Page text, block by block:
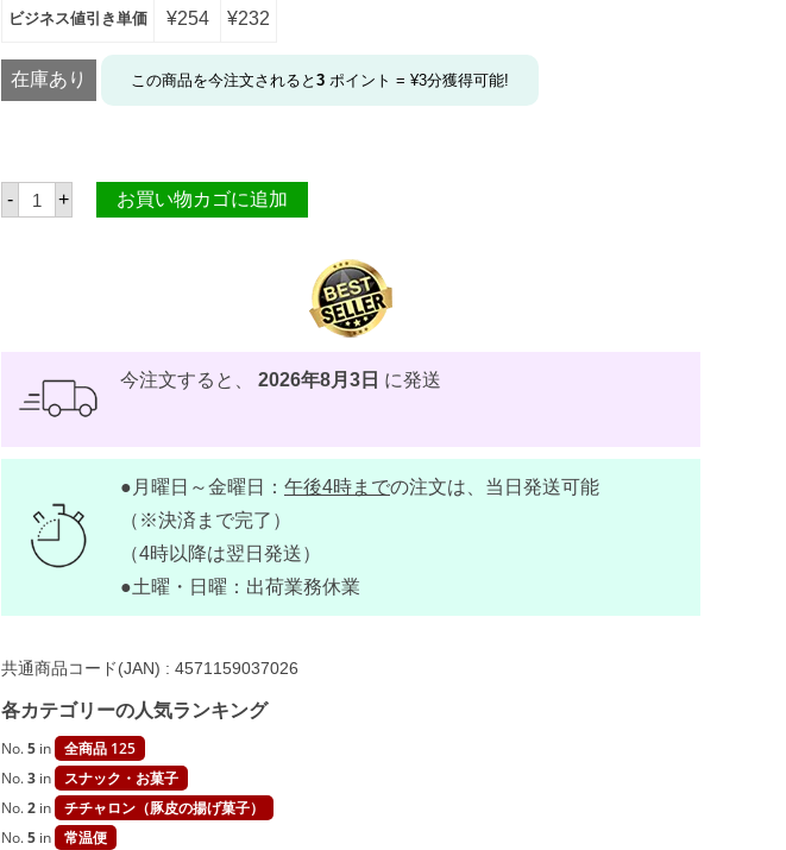
ビジネス値引き単価 ¥254 ¥232
在庫あり この商品を今注文されると 3 ポイント = ¥3分獲得可能!
- ポ
ー
う
味
ギ
ラ
6
g
豚
皮
チ
ッ
プ
ス
【
+ お買い物カゴに追加
今注文すると、 2026年8月3日 に発送
●月曜日～金曜日： 午後4時までの注文は、当日発送可能
（※決済まで完了）
（4時以降は翌日発送）
●土曜・日曜：出荷業務休業
共通商品コード(JAN) : 4571159037026
各カテゴリーの人気ランキング
No.5 in
全商品 125
No.3 in
スナック・お菓子
No.2 in
チチャロン（豚皮の揚げ菓子）
No.5 in
常温便